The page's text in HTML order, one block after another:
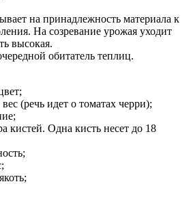
на принадлежность материала к
На созревание урожая уходит
высокая.
обитатель теплиц.
(речь идет о томатах черри);
кистей. Одна кисть несет до 18